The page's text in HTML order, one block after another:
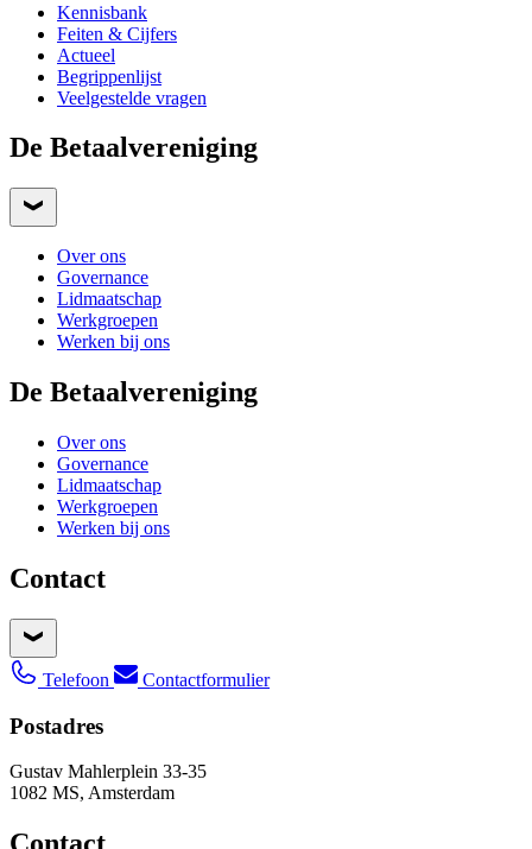
Kennisbank
Feiten & Cijfers
Actueel
Begrippenlijst
Veelgestelde vragen
De Betaalvereniging
Over ons
Governance
Lidmaatschap
Werkgroepen
Werken bij ons
De Betaalvereniging
Over ons
Governance
Lidmaatschap
Werkgroepen
Werken bij ons
Contact
Telefoon Contactformulier
Postadres
Gustav Mahlerplein 33-35
1082 MS, Amsterdam